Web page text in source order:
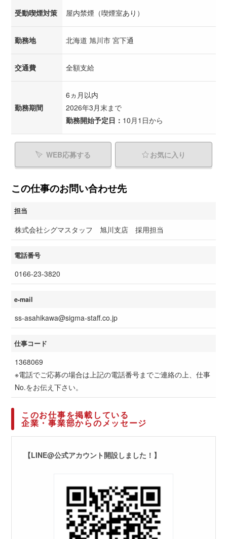
受動喫煙対策 屋内禁煙（喫煙室あり）
勤務地 北海道 旭川市 宮下通
交通費 全額支給
勤務期間
6ヵ月以内
2026年3月末まで
勤務開始予定日： 10月1日から
WEB応募する お気に入り
この仕事のお問い合わせ先
担当
株式会社シグマスタッフ 旭川支店 採用担当
電話番号
0166-23-3820
e-mail
ss-asahikawa@sigma-staff.co.jp
仕事コード
1368069
※電話でご応募の場合は上記の電話番号までご連絡の上、仕事
No.をお伝え下さい。
このお仕事を掲載している
企業・事業部からのメッセージ
【LINE@公式アカウント開設しました！】